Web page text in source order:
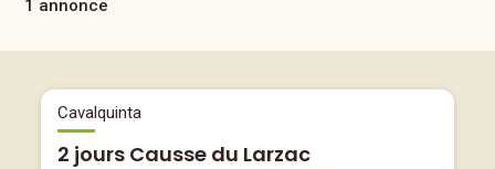
1 annonce
Cavalquinta
2 jours Causse du Larzac